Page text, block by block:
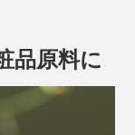
品原料に